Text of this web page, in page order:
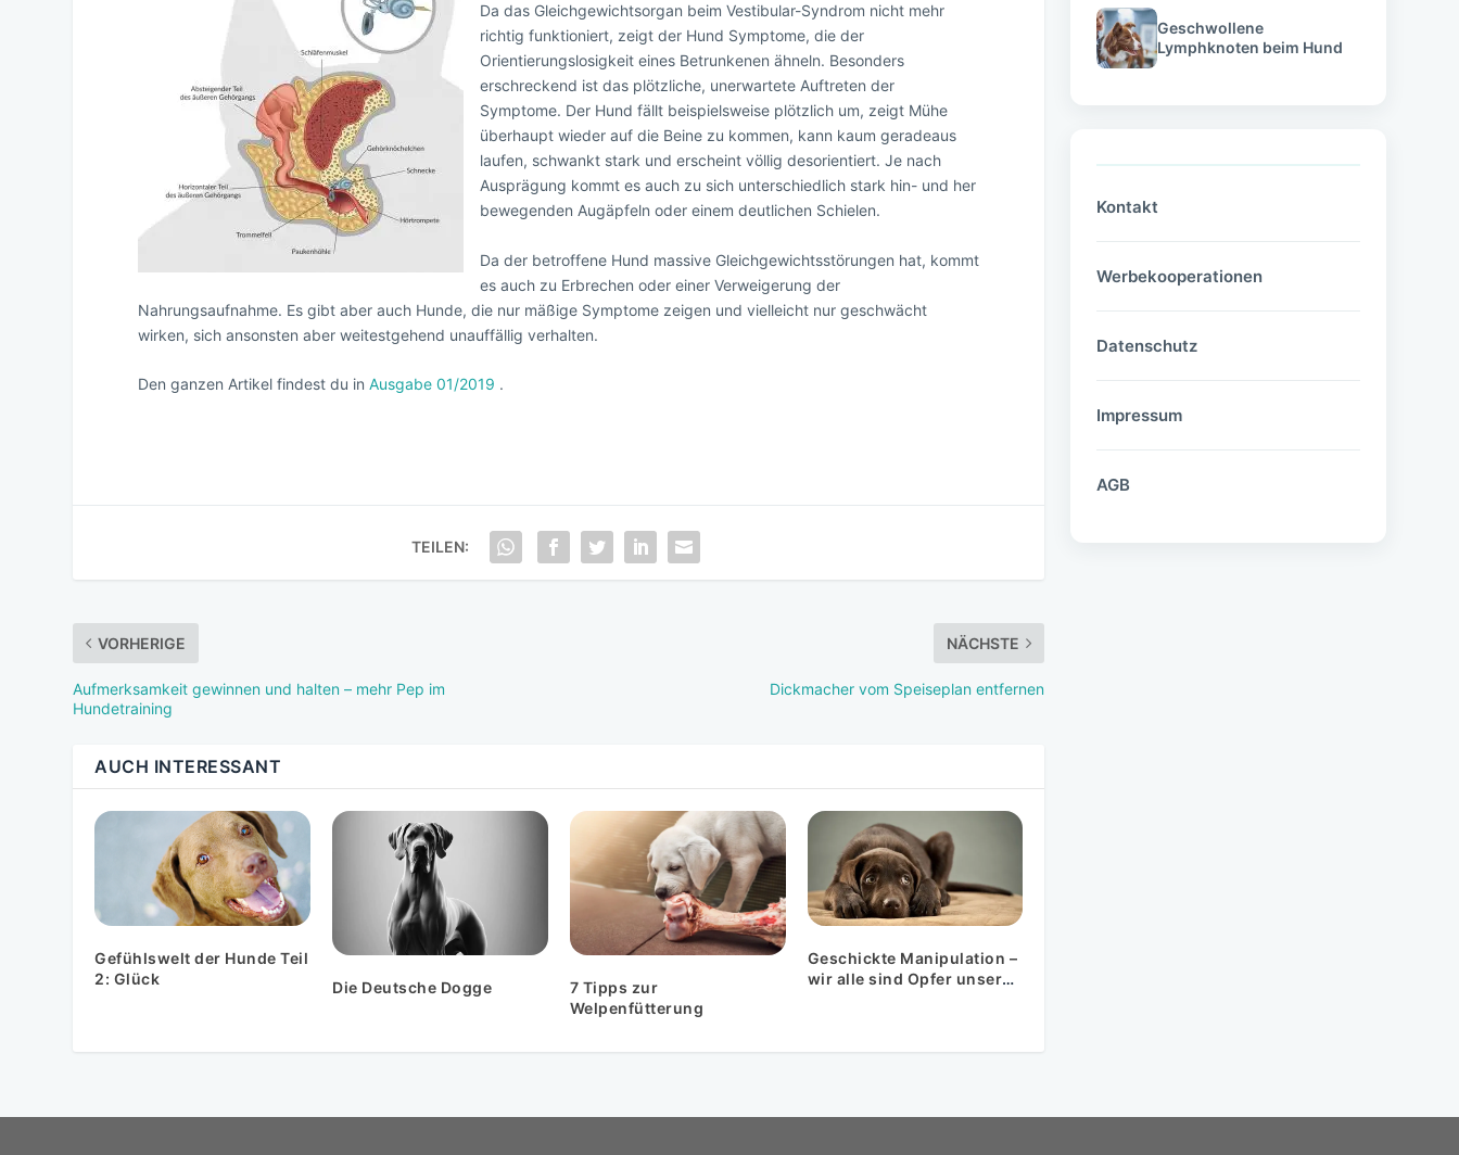
Da das Gleichgewichtsorgan beim Vestibular-Syndrom nicht mehr
richtig funktioniert, zeigt der Hund Symptome, die der
Orientierungslosigkeit eines Betrunkenen ähneln. Besonders
erschreckend ist das plötzliche, unerwartete Auftreten der
Symptome. Der Hund fällt beispielsweise plötzlich um, zeigt Mühe
überhaupt wieder auf die Beine zu kommen, kann kaum geradeaus
laufen, schwankt stark und erscheint völlig desorientiert. Je nach
Ausprägung kommt es auch zu sich unterschiedlich stark hin- und her
bewegenden Augäpfeln oder einem deutlichen Schielen.
Da der betroffene Hund massive Gleichgewichtsstörungen hat, kommt
es auch zu Erbrechen oder einer Verweigerung der
Nahrungsaufnahme. Es gibt aber auch Hunde, die nur mäßige Symptome zeigen und vielleicht nur geschwächt
wirken, sich ansonsten aber weitestgehend unauffällig verhalten.
Den ganzen Artikel findest du inAusgabe 01/2019 .
TEILEN:
VORHERIGE
Aufmerksamkeit gewinnen und halten – mehr Pep im
Hundetraining
NÄCHSTE
Dickmacher vom Speiseplan entfernen
AUCH INTERESSANT
Gefühlswelt der Hunde Teil
2: Glück
Die Deutsche Dogge
7 Tipps zur
Welpenfütterung
Geschickte Manipulation –
wir alle sind Opfer unserer
Geschwollene
Lymphknoten beim Hund
Kontakt
Werbekooperationen
Datenschutz
Impressum
AGB